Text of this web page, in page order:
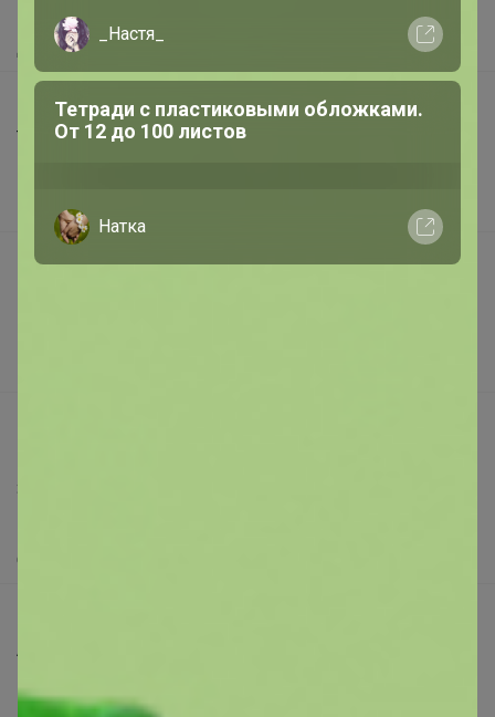
Как получить?
Доставка
Шоурумы
Торговые марки
В наличии
Подарочные сертификаты
Защита покупателя
О нас
Анонсы
_Настя_
Тетради с пластиковыми обложками.
От 12 до 100 листов
Натка